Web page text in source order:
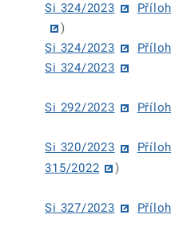
Si 324/2023
)
Si 324/2023
Si 324/2023
Si 292/2023
Si 320/2023
315/2022
)
Si 327/2023